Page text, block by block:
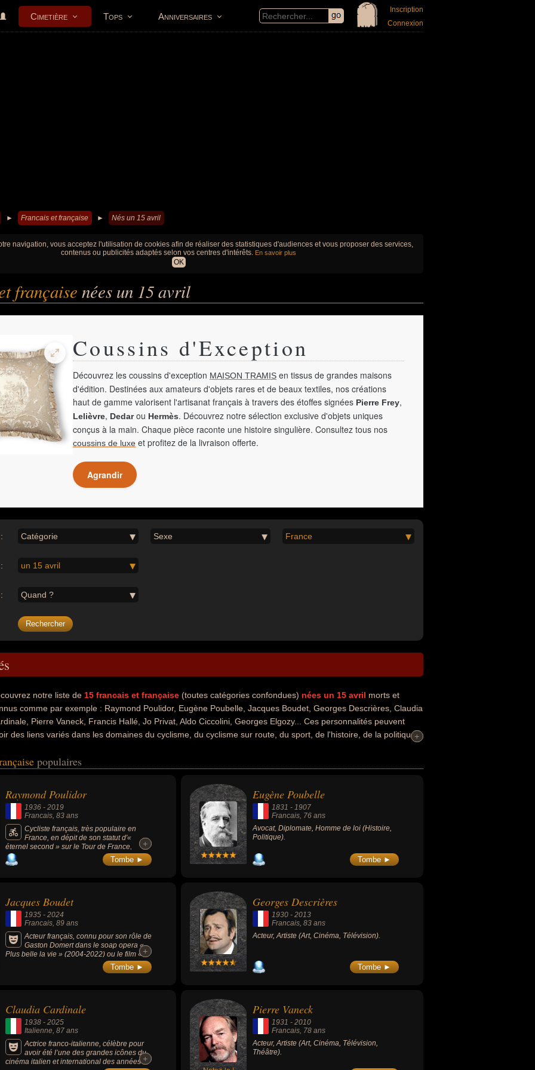
Cimetière Tops Anniversaires
Inscription
Connexion
► Francais et française ► Nés un 15 avril
navigation, vous acceptez l'utilisation de cookies afin de réaliser des statistiques d'audiences et vous proposer des services,
contenus ou publicités adaptés selon vos centres d'intérêts. En savoir plus
OK
française nées un 15 avril
Coussins d'Exception
Découvrez les coussins d'exception MAISON TRAMIS en tissus de grandes maisons
d'édition. Destinées aux amateurs d'objets rares et de beaux textiles, nos créations
haut de gamme valorisent l'artisanat français à travers des étoffes signées Pierre Frey,
Lelièvre, Dedarou Hermès. Découvrez notre sélection exclusive d'objets uniques
conçus à la main. Chaque pièce raconte une histoire singulière. Consultez tous nos
coussins de luxe et profitez de la livraison offerte.
Agrandir
Catégorie Sexe France
un 15 avril
Quand ?
notre liste de 15 francais et française (toutes catégories confondues) nées un 15 avril morts et
comme par exemple : Raymond Poulidor, Eugène Poubelle, Jacques Boudet, Georges Descrières, Claudia
Pierre Vaneck, Francis Hallé, Jo Privat, Aldo Ciccolini, Georges Elgozy... Ces personnalités peuvent
des liens variés dans les domaines du cyclisme, du cyclisme sur route, du sport, de l'histoire, de la politique,
également avoir été coureur cycliste, sportif, avocat, diplomate, homme de loi, acteur, artiste, chanteur,
accordéoniste, pianiste ou économiste. En ce qui concerne leurs nationalités au moment de leurs morts, ils
italien par exemple.
+
+
populaires
Raymond Poulidor
1936 - 2019
Francais, 83 ans
Cycliste français, très populaire en
France, en dépit de son statut d'«
éternel second » sur le Tour de France,
épreuve qu'il a courue entre 1962 et 1976,
qu'il n'a jamais gagnée et au cours de
remporté 7 étapes.
+
+
Tombe ►
Eugène Poubelle
1831 -1907
Francais, 76 ans
Avocat, Diplomate, Homme de loi (Histoire,
Politique).
Tombe ►
Jacques Boudet
1935 - 2024
Francais, 89 ans
Acteur français, connu pour son rôle de
Gaston Domert dans le soap opera «
Plus belle la vie » (2004-2022) ou le film «
Nos jours heureux » (2006, comédie), il a
joué des seconds rôles pour de nombreux
+
+
Tombe ►
Georges Descrières
1930 -2013
Francais, 83 ans
Acteur, Artiste (Art, Cinéma, Télévision).
Tombe ►
Claudia Cardinale
1938 - 2025
Italienne, 87 ans
Actrice franco-italienne, célèbre pour
avoir été l’une des grandes icônes du
cinéma italien et international des années +
+
Pierre Vaneck
1931 -2010
Francais, 78 ans
Acteur, Artiste (Art, Cinéma, Télévision,
Théâtre).